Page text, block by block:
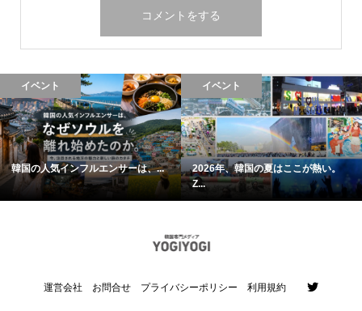
イベント
韓国の人気インフルエンサーは、...
イベント
2026年、韓国の夏はここが熱い。
Z...
運営会社 お問合せ プライバシーポリシー 利用規約